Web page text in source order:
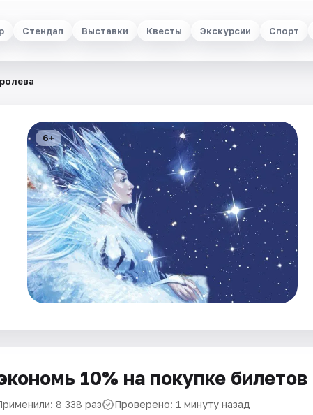
Стендап Выставки Квесты Экскурсии Спорт
6+
10% на покупке билетов
8 338 раз Проверено: 1 минуту назад